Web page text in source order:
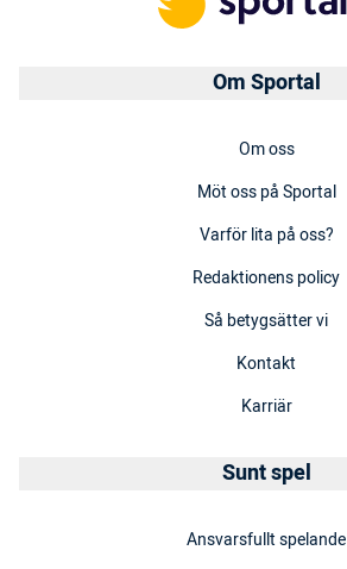
Om Sportal
Om oss
Möt oss på Sportal
Varför lita på oss?
Redaktionens policy
Så betygsätter vi
Kontakt
Karriär
Sunt spel
Ansvarsfullt spelande